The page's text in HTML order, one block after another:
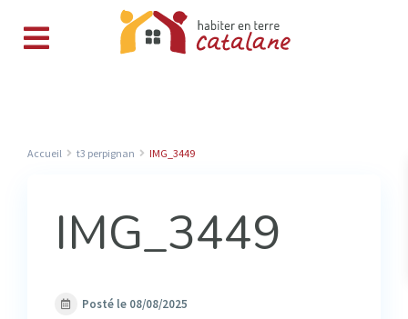
Accueil t3 perpignan IMG_3449
IMG_3449
Posté le 08/08/2025